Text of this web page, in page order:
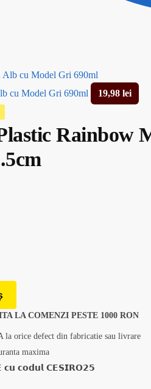
cu Model Gri 690ml 19,98 lei
Rainbow
LA COMENZI PESTE 1000 RON
la orice defect din fabricatie sau livrare
maxima
𝗰𝗼𝗱𝘂𝗹 𝗖𝗘𝗦𝗜𝗥𝗢𝟮𝟱